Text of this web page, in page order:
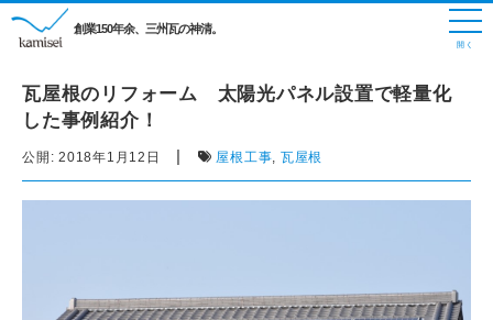
創業150年余、三州瓦の神清。
瓦屋根のリフォーム 太陽光パネル設置で軽量化
した事例紹介！
公開: 2018年1月12日 | 屋根工事, 瓦屋根